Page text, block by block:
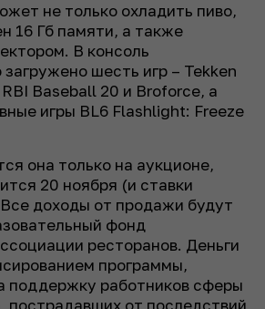
не только охладить пиво,
16 Гб памяти, а также
В консоль
шесть игр – Tekken
Baseball 20 и Broforce, а
игры BL6 Flashlight: Freeze
она только на аукционе,
20 ноября (и ставки
доходы от продажи будут
фонд
ресторанов. Деньги
программы,
поддержку работников сферы
пострадавших от последствий